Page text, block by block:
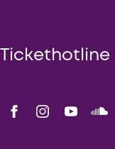
Tickethotline